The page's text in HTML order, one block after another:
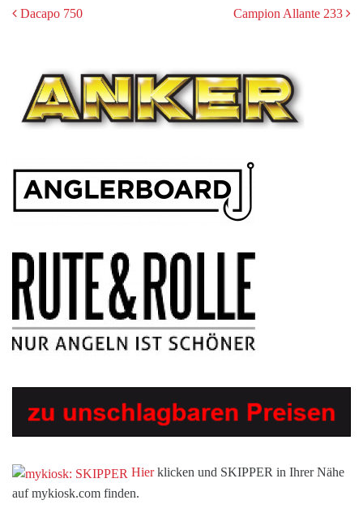
POST
Dacapo 750 Campion Allante 233
Hierklicken und SKIPPER in Ihrer Nähe
auf mykiosk.com finden.